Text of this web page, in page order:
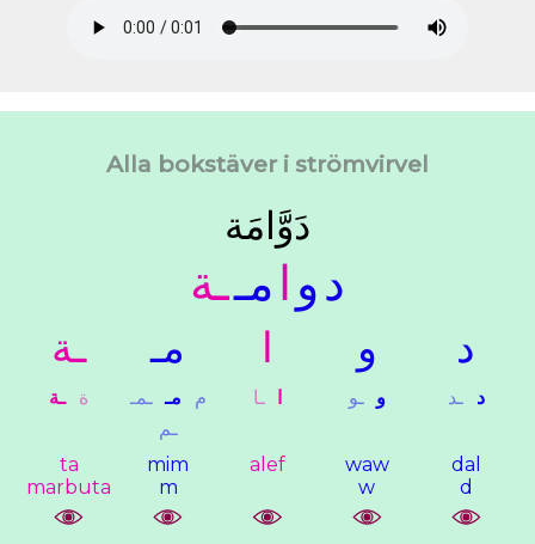
Alla bokstäver i strömvirvel
ﺩَﻭَّﺍﻣَﺔ
ﺩﻭ ﺍﻣــﺔ
ﺩ ﻭ ﺍ ﻣـ ـﺔ
ﺩ ـﺪ ﻭ ـﻮ ـﺎ ﻡ ﻣـ ـﻤـ
ـﻢ
ﺓ ـﺔ
dal
d
waw
w
alef
mim
m
ta
marbuta